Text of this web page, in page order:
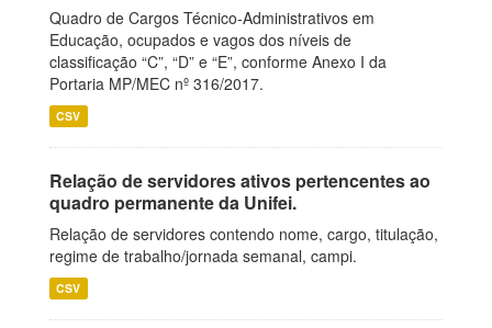
Quadro de Cargos Técnico-Administrativos em
Educação, ocupados e vagos dos níveis de
classificação “C”, “D” e “E”, conforme Anexo I da
Portaria MP/MEC nº 316/2017.
CSV
Relação de servidores ativos pertencentes ao
quadro permanente da Unifei.
Relação de servidores contendo nome, cargo, titulação,
regime de trabalho/jornada semanal, campi.
CSV